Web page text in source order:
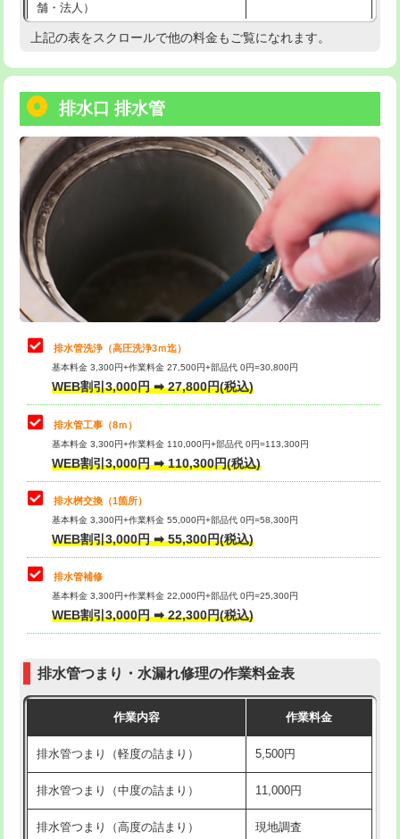
給水管工事※（塩ビ管（VP・HI）使
用/3ｍまで)
用（追加）/3ｍ超え)
給水管工事※（ライニング鋼管・銅
管・ポリ管・HT管使用/3ｍまで)
44,000円
給水管工事※（ライニング鋼管・銅
管・ポリ管・HT管使用/3ｍ超え)
+8,800円
排水管工事（土の掘削・埋め戻し作
業）
11,000円~
排水管工事（排水管工事/3ｍまで） 55,000円
排水管工事（追加 排水管工事/3ｍ超
え）
マス交換（土の掘削・埋め戻し作業）
マス交換（深さ50㎝未満）
マス交換（深さ50㎝以上） 66,000円
コンクリート斫り（厚さ10㎝まで）
コンクリート斫り（厚さ10㎝超え）
モルタル補修（厚さ10㎝まで）
モルタル補修（厚さ10㎝超え）
追加人工 16,500円
現場見積
※給水管工事は20mmまでの価格です。
舗・法人）
高度高圧洗浄換 現地調査
トーラー機使用/3mまで
追加トーラー機使用/3m超え +3,300円
カメラ調査 33,000円
桝清掃 8,800円
止水・漏水調査・防水処理・清掃・修
理・調整・分解・加工など（軽作業）
11,000円
止水・漏水調査・防水処理・清掃・修
理・調整・分解・加工など（中作業）
22,000円
止水・漏水調査・防水処理・清掃・修
理・調整・分解・加工など（重作業）
33,000円
その他部品の脱着
交換・取付（タンク） 22,000円+材料費
交換・取付(単水栓（壁付・デッキ
式）)
交換・取付(混合水栓（壁付・デッキ
式・ワンホール）)
16,500円+材料費
交換・取付(排水栓・排水トラップ
交換・取付（その他部品） 11,000円+材料費
持込商品取付（単水栓） 13,200円
持込商品取付（混合水栓） 16,500円
持込商品取付（浄水器・分岐水栓） 16,500円
給水管工事※（ホール加工) 16,500円
上記の表をスクロールで他の料金もご覧になれます。
排水口 排水管
排水管洗浄（高圧洗浄3ｍ迄）
基本料金 3,300円+作業料金 27,500円+部品代 0円=30,800円
WEB割引3,000円 ➡ 27,800円(税込)
排水管工事（8ｍ）
基本料金 3,300円+作業料金 110,000円+部品代 0円=113,300円
WEB割引3,000円 ➡ 110,300円(税込)
排水桝交換（1箇所）
基本料金 3,300円+作業料金 55,000円+部品代 0円=58,300円
WEB割引3,000円 ➡ 55,300円(税込)
排水管補修
基本料金 3,300円+作業料金 22,000円+部品代 0円=25,300円
WEB割引3,000円 ➡ 22,300円(税込)
排水管つまり・水漏れ修理の作業料金表
作業内容 作業料金
排水管つまり（軽度の詰まり） 5,500円
排水管つまり（中度の詰まり） 11,000円
排水管つまり（高度の詰まり） 現地調査